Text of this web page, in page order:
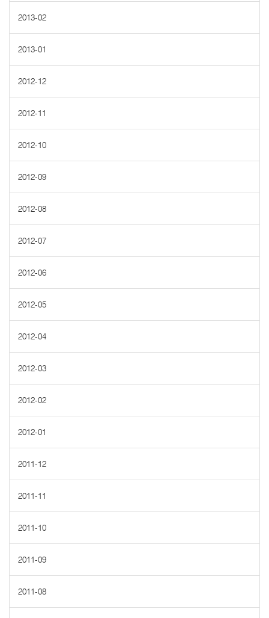
2013-02
2013-01
2012-12
2012-11
2012-10
2012-09
2012-08
2012-07
2012-06
2012-05
2012-04
2012-03
2012-02
2012-01
2011-12
2011-11
2011-10
2011-09
2011-08